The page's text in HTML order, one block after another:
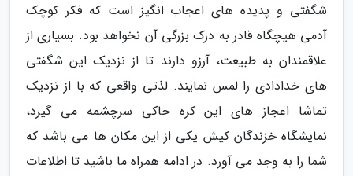
شگفتی و پدیده های اعجاب انگیز است که فکر کوچک
آدمی هیچگاه قادر به درک بزرگی آن نخواهد بود. بسیاری از
علاقمندان به طبیعت، آرزو دارند تا از نزدیک این شگفتی
های خدادادی را لمس نمایند. لذتی واقعی که با از نزدیک
تماشا اعجاز های این کره خاکی سرچشمه می گیرد،
نمایشگاه خزندگان کیش یکی از این مکان ها می باشد که
شما را به وجد می آورد. در ادامه همراه ما باشید تا اطلاعات